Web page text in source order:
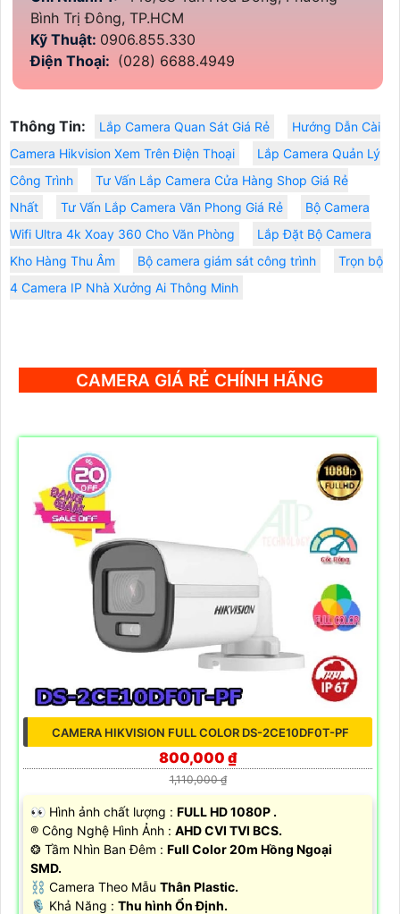
Bình Trị Đông, TP.HCM
Kỹ Thuật: 0906.855.330
Điện Thoại: (028) 6688.4949
Thông Tin: Lắp Camera Quan Sát Giá Rẻ
Hướng Dẫn Cài
Camera Hikvision Xem Trên Điện Thoại
Lắp Camera Quản Lý
Công Trình
Tư Vấn Lắp Camera Cửa Hàng Shop Giá Rẻ
Nhất
Tư Vấn Lắp Camera Văn Phong Giá Rẻ
Bộ Camera
Wifi Ultra 4k Xoay 360 Cho Văn Phòng
Lắp Đặt Bộ Camera
Kho Hàng Thu Âm
Bộ camera giám sát công trình
Trọn bộ
4 Camera IP Nhà Xưởng Ai Thông Minh
CAMERA GIÁ RẺ CHÍNH HÃNG
CAMERA HIKVISION FULL COLOR DS-2CE10DF0T-PF
800,000 ₫
1,110,000 ₫
️👀 Hình ảnh chất lượng : FULL HD 1080P .
®️ Công Nghệ Hình Ảnh : AHD CVI TVI BCS.
❂ Tầm Nhìn Ban Đêm : Full Color 20m Hồng Ngoại
SMD.
⛓ Camera Theo Mẫu Thân Plastic.
️🎙 Khả Năng : Thu hình Ổn Định.